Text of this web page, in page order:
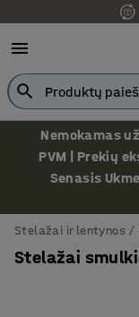
Nemokamas
PVM | Prekių
Senasis
Stelažai ir lentynos
Stelažai